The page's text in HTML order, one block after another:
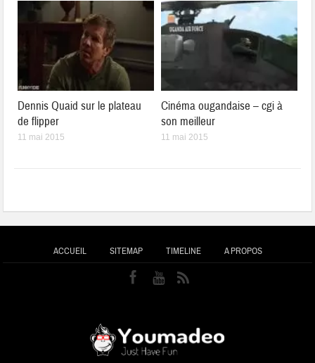
Dennis Quaid sur le plateau
de flipper
11 mai 2015
Cinéma ougandaise – cgi à
son meilleur
11 mai 2015
ACCUEIL SITEMAP TIMELINE A PROPOS